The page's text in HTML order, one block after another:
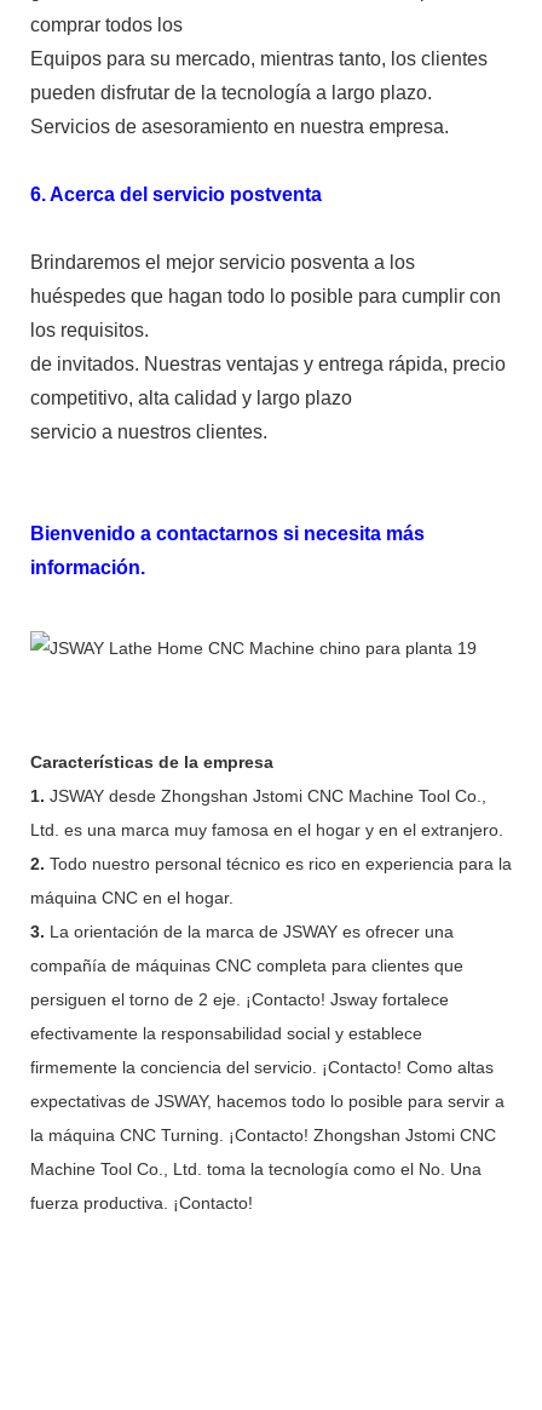
comprar todos los
Equipos para su mercado, mientras tanto, los clientes
pueden disfrutar de la tecnología a largo plazo.
Servicios de asesoramiento en nuestra empresa.
6. Acerca del servicio postventa
Brindaremos el mejor servicio posventa a los
huéspedes que hagan todo lo posible para cumplir con
los requisitos.
de invitados. Nuestras ventajas y entrega rápida, precio
competitivo, alta calidad y largo plazo
servicio a nuestros clientes.
Bienvenido a contactarnos si necesita más
información.
Características de la empresa
1. JSWAY desde Zhongshan Jstomi CNC Machine Tool Co.,
Ltd. es una marca muy famosa en el hogar y en el extranjero.
2. Todo nuestro personal técnico es rico en experiencia para la
máquina CNC en el hogar.
3. La orientación de la marca de JSWAY es ofrecer una
compañía de máquinas CNC completa para clientes que
persiguen el torno de 2 eje. ¡Contacto! Jsway fortalece
efectivamente la responsabilidad social y establece
firmemente la conciencia del servicio. ¡Contacto! Como altas
expectativas de JSWAY, hacemos todo lo posible para servir a
la máquina CNC Turning. ¡Contacto! Zhongshan Jstomi CNC
Machine Tool Co., Ltd. toma la tecnología como el No. Una
fuerza productiva. ¡Contacto!